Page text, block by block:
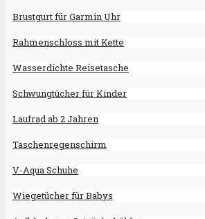
Brustgurt für Garmin Uhr
Rahmenschloss mit Kette
Wasserdichte Reisetasche
Schwungtücher für Kinder
Laufrad ab 2 Jahren
Taschenregenschirm
V-Aqua Schuhe
Wiegetücher für Babys